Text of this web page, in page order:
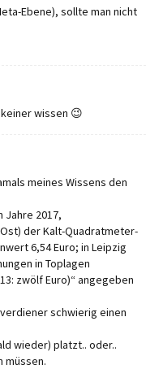
Ebene), sollte man nicht
wissen 😉
meines Wissens den
Jahre 2017,
der Kalt-Quadratmeter-
6,54 Euro; in Leipzig
in Toplagen
zwölf Euro)“ angegeben
schwierig einen
wieder) platzt.. oder..
müssen.